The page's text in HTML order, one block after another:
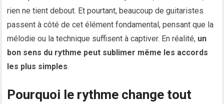
rien ne tient debout. Et pourtant, beaucoup de guitaristes
passent à côté de cet élément fondamental, pensant que la
mélodie ou la technique suffisent à captiver. En réalité, un
bon sens du rythme peut sublimer même les accords
les plus simples.
Pourquoi le rythme change tout